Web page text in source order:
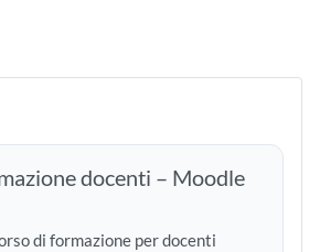
docenti – Moodle
di formazione per docenti